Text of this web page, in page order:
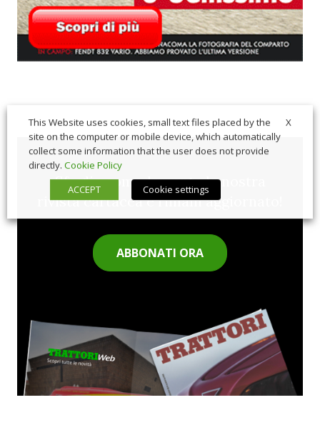
Sfoglia comodamente la nostra
rivista cartacea e rimani aggiornato!
ABBONATI ORA
X
This Website uses cookies, small text files placed by the
site on the computer or mobile device, which automatically
collect some information that the user does not provide
directly. Cookie Policy
ACCEPT
Cookie settings